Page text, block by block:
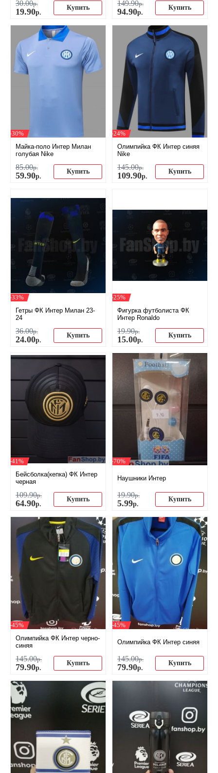
30.00р.
19.90р.
Купить
149.90р.
94.90р.
Купить
-30%
Майка-поло Интер Милан
голубая Nike
85.00р.
59.90р.
Купить
-24%
Олимпийка ФК Интер синяя
Nike
145.00р.
109.90р.
Купить
-33%
Гетры ФК Интер Милан 23-
24
36.00р.
24.00р.
Купить
-25%
Фигурка футболиста ФК
Интер Ronaldo
19.90р.
15.00р.
Купить
-41%
Бейсболка(кепка) ФК Интер
черная
109.90р.
64.90р.
Купить
-70%
Наушники Интер
19.90р.
5.99р.
Купить
-45%
Олимпийка ФК Интер черно-
синяя
145.00р.
79.90р.
Купить
-45%
Олимпийка ФК Интер синяя
145.00р.
79.90р.
Купить